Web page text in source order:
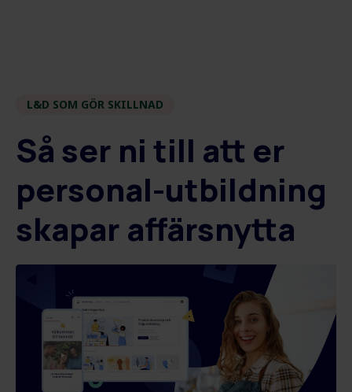
L&D SOM GÖR SKILLNAD
Så ser ni till att er
personal-utbildning
skapar affärsnytta